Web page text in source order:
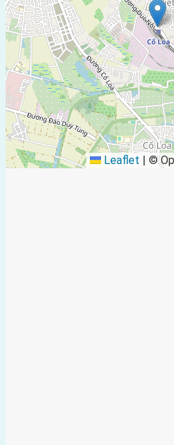
Leaflet | ©
Anh diện tích 108m2 (5,2×20)
cách đường vào ubnd huyện
BẤT ĐỘNG SẢN